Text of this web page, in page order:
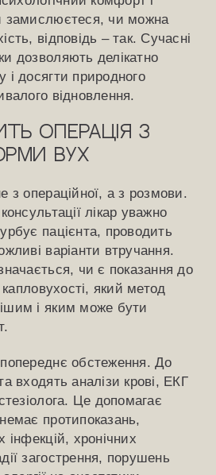
замислюєтеся, чи можна
відповідь – так. Сучасні
дозволяють делікатно
і досягти природного
відновлення.
операція з
вух
з операційної, а з розмови.
лікар уважно
пацієнта, проводить
варіанти втручання.
чи є показання до
капловухості, який метод
і яким може бути
обстеження. До
входять аналізи крові, ЕКГ
Це допомагає
протипоказань,
інфекцій, хронічних
загострення, порушень